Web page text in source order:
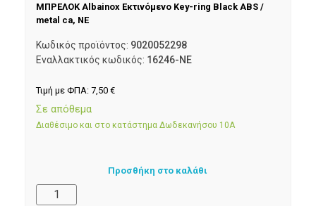
ΜΠΡΕΛΟΚ Albainox Εκτινόμενο Κey-ring Black ABS /
metal ca, NE
Κωδικός προϊόντος: 9020052298
Εναλλακτικός κωδικός: 16246-NE
Τιμή με ΦΠΑ: 7,50 €
Σε απόθεμα
Διαθέσιμο και στο κατάστημα Δωδεκανήσου 10Α
Προσθήκη στο καλάθι